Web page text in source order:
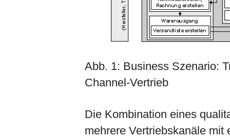
Abb. 1: Business Szenario:
Channel-Vertrieb
Die Kombination eines
mehrere Vertriebskanäle